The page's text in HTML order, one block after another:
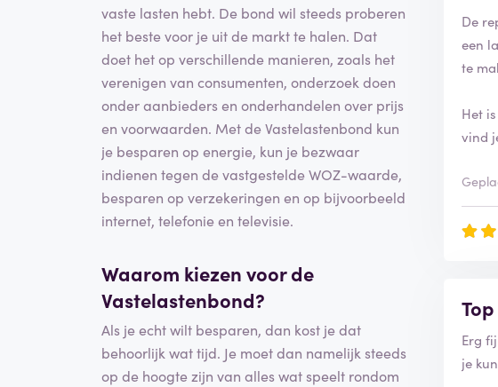
vaste lasten hebt. De bond wil steeds proberen
het beste voor je uit de markt te halen. Dat
doet het op verschillende manieren, zoals het
verenigen van consumenten, onderzoek doen
onder aanbieders en onderhandelen over prijs
en voorwaarden. Met de Vastelastenbond kun
je besparen op energie, kun je bezwaar
indienen tegen de vastgestelde WOZ-waarde,
besparen op verzekeringen en op bijvoorbeeld
internet, telefonie en televisie.
Waarom kiezen voor de
Vastelastenbond?
Als je echt wilt besparen, dan kost je dat
behoorlijk wat tijd. Je moet dan namelijk steeds
op de hoogte zijn van alles wat speelt rondom
De
een
te
Het
vind
Erg
je